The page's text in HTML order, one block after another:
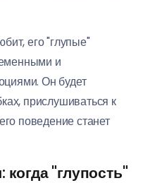
его "глупые"
и
Он будет
прислушиваться к
поведение станет
"глупость"